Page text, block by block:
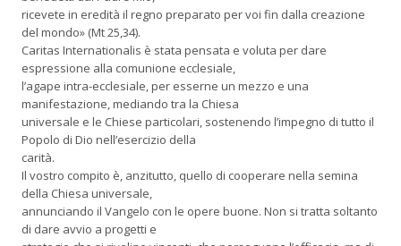
ricevete in eredità il regno preparato per voi fin dalla creazione
del mondo» (Mt 25,34).
Caritas Internationalis è stata pensata e voluta per dare
espressione alla comunione ecclesiale,
l’agape intra-ecclesiale, per esserne un mezzo e una
manifestazione, mediando tra la Chiesa
universale e le Chiese particolari, sostenendo l’impegno di tutto il
Popolo di Dio nell’esercizio della
carità.
Il vostro compito è, anzitutto, quello di cooperare nella semina
della Chiesa universale,
annunciando il Vangelo con le opere buone. Non si tratta soltanto
di dare avvio a progetti e